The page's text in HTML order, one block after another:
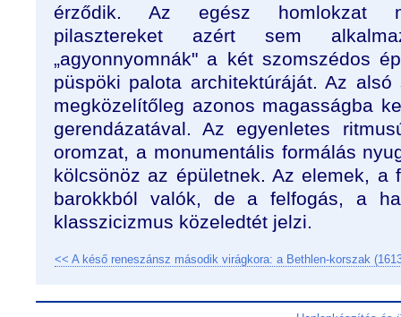
érződik. Az egész homlokzat
pilasztereket azért sem
„agyonnyomnák" a két szomszédos
püspöki palota architektúráját. Az
megközelítőleg azonos magasságba
gerendázatával. Az egyenletes
oromzat, a monumentális formálás
kölcsönöz az épületnek. Az elemek, a
barokkból valók, de a felfogás, a
klasszicizmus közeledtét jelzi.
<< A késő reneszánsz második virágkora: a Bethlen-korszak